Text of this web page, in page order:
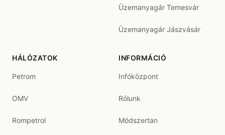
Üzemanyagár Temesvár
Üzemanyagár Jászvásár
HÁLÓZATOK
Petrom
OMV
Rompetrol
INFORMÁCIÓ
Infóközpont
Rólunk
Módszertan